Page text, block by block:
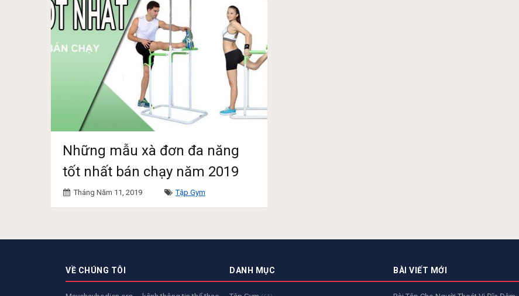
Những mẫu xà đơn đa năng
tốt nhất bán chạy năm 2019
Tháng Năm 11, 2019 Tập Gym
VỀ CHÚNG TÔI DANH MỤC BÀI VIẾT MỚI